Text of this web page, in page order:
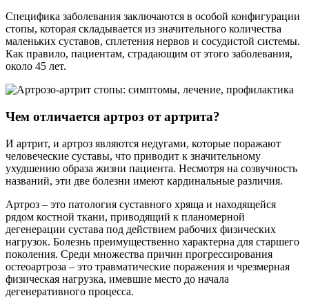
Специфика заболевания заключаются в особой конфигурации
стопы, которая складывается из значительного количества
маленьких суставов, сплетения нервов и сосудистой системы.
Как правило, пациентам, страдающим от этого заболевания,
около 45 лет.
Чем отличается артроз от артрита?
И артрит, и артроз являются недугами, которые поражают
человеческие суставы, что приводит к значительному
ухудшению образа жизни пациента. Несмотря на созвучность
названий, эти две болезни имеют кардинальные различия.
Артроз – это патология суставного хряща и находящейся
рядом костной ткани, приводящий к планомерной
дегенерации сустава под действием рабочих физических
нагрузок. Болезнь преимущественно характерна для старшего
поколения. Среди множества причин прогрессирования
остеоартроза – это травматические поражения и чрезмерная
физическая нагрузка, имевшие место до начала
дегенеративного процесса.